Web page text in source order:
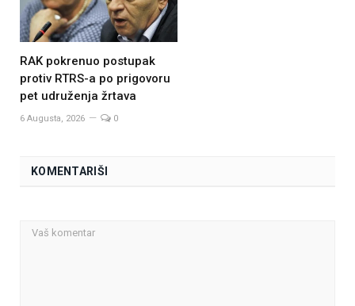
RAK pokrenuo postupak
protiv RTRS-a po prigovoru
pet udruženja žrtava
6 Augusta, 2026 0
KOMENTARIŠI